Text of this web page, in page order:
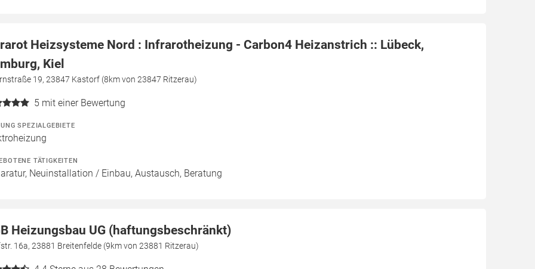
Heizsysteme Nord : Infrarotheizung - Carbon4 Heizanstrich :: Lübeck,
Kiel
19, 23847 Kastorf (8km von 23847 Ritzerau)
5 mit einer Bewertung
SPEZIALGEBIETE
TÄTIGKEITEN
Neuinstallation / Einbau, Austausch, Beratung
Heizungsbau UG (haftungsbeschränkt)
16a, 23881 Breitenfelde (9km von 23881 Ritzerau)